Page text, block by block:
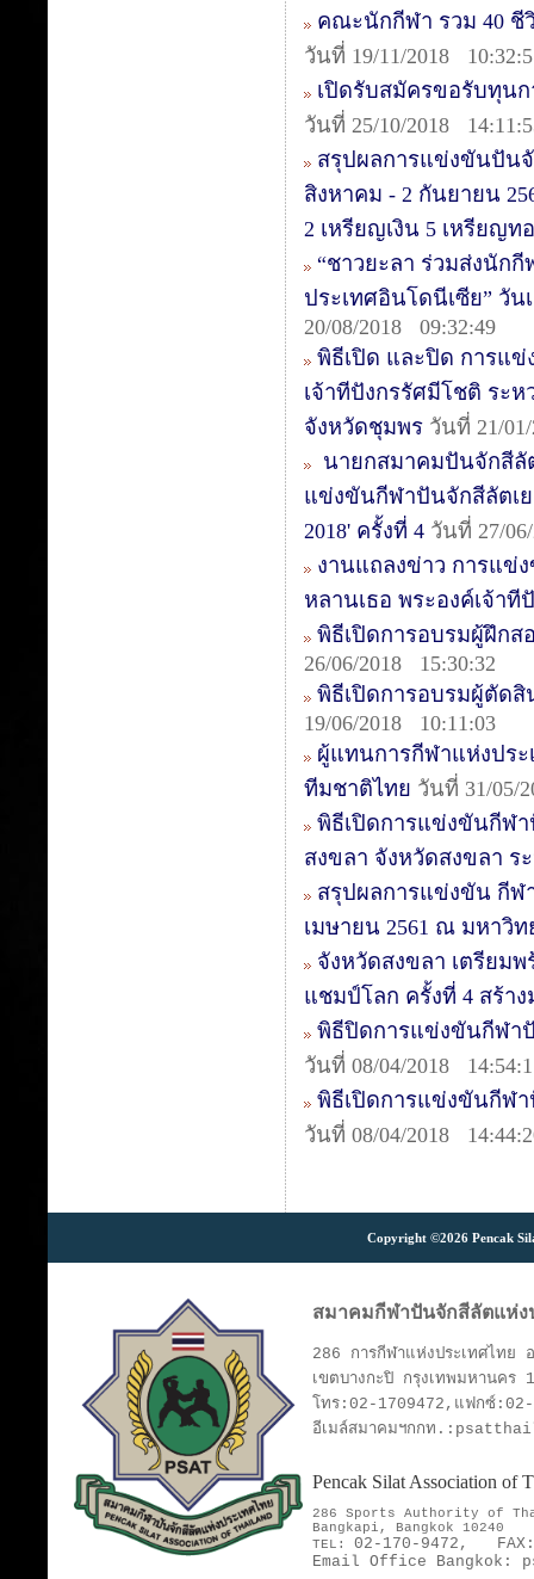
คณะนักกีฬา รวม 40 ชี
วันที่ 19/11/2018
เปิดรับสมัครขอรับทุน
วันที่ 25/10/2018
สรุปผลการแข่งขันปันจั
สิงหาคม - 2 กันยายน
2 เหรียญเงิน 5 เหรียญท
“ชาวยะลา ร่วมส่งนัก
ประเทศอินโดนีเซีย” วั
20/08/2018 09:32:49
พิธีเปิด และปิด การแข่
เจ้าทีปังกรรัศมีโชติ ระห
จังหวัดชุมพร วันที่ 21/
นายกสมาคมปันจักสีลั
แข่งขันกีฬาปันจักสีลัตเ
2018' ครั้งที่ 4 วันที่ 27/
งานแถลงข่าว การแข่
หลานเธอ พระองค์เจ้าที
พิธีเปิดการอบรมผู้ฝึกส
26/06/2018 15:30:32
พิธีเปิดการอบรมผู้ตัดสิ
19/06/2018 10:11:03
ผู้แทนการกีฬาแห่งปร
ทีมชาติไทย วันที่ 31/05/
พิธีเปิดการแข่งขันกีฬ
สงขลา จังหวัดสงขลา ร
สรุปผลการแข่งขัน กีฬ
เมษายน 2561 ณ มหาวิ
จังหวัดสงขลา เตรียม
แชมป์โลก ครั้งที่ 4 สร้า
พิธีปิดการแข่งขันกีฬา
วันที่ 08/04/2018
พิธีเปิดการแข่งขันกีฬา
วันที่ 08/04/2018
Copyright ©2026 Pencak
สมาคมกีฬาปันจักสีลัตแห่ง
286 การกีฬาแห่งประเทศไท
เขตบางกะปิ กรุงเทพมหานคร
โทร:02-1709472,แฟกซ์:02-
อีเมล์สมาคมฯกกท
Pencak Silat Association of
286 Sports Authority of
Bangkapi, Bangkok 10240
TEL: 02-170-9472,
FAX:
Email Office Bangkok: